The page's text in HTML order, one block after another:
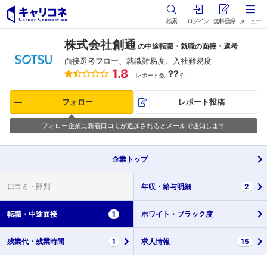
検索 ログイン 無料登録 メニュー
株式会社創通 の中途転職・就職の面接・選考
面接選考フロー、就職難易度、入社難易度
1.8 レポート数 ??件
フォロー レポート投稿
フォロー企業に新着口コミが追加されるとメールで通知します
企業 トップ
口コミ・ 評判 年収・ 給与明細 2
転職・ 中途面接 1 ホワイト・ ブラック度
残業代・ 残業時間 1 求人情報 15